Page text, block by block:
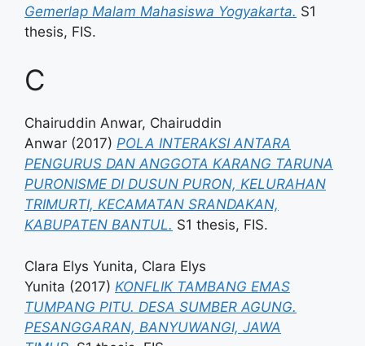
Gemerlap Malam Mahasiswa Yogyakarta. S1
thesis, FIS.
C
Chairuddin Anwar, Chairuddin
Anwar (2017) POLA INTERAKSI ANTARA
PENGURUS DAN ANGGOTA KARANG TARUNA
PURONISME DI DUSUN PURON, KELURAHAN
TRIMURTI, KECAMATAN SRANDAKAN,
KABUPATEN BANTUL. S1 thesis, FIS.
Clara Elys Yunita, Clara Elys
Yunita (2017) KONFLIK TAMBANG EMAS
TUMPANG PITU. DESA SUMBER AGUNG.
PESANGGARAN, BANYUWANGI, JAWA